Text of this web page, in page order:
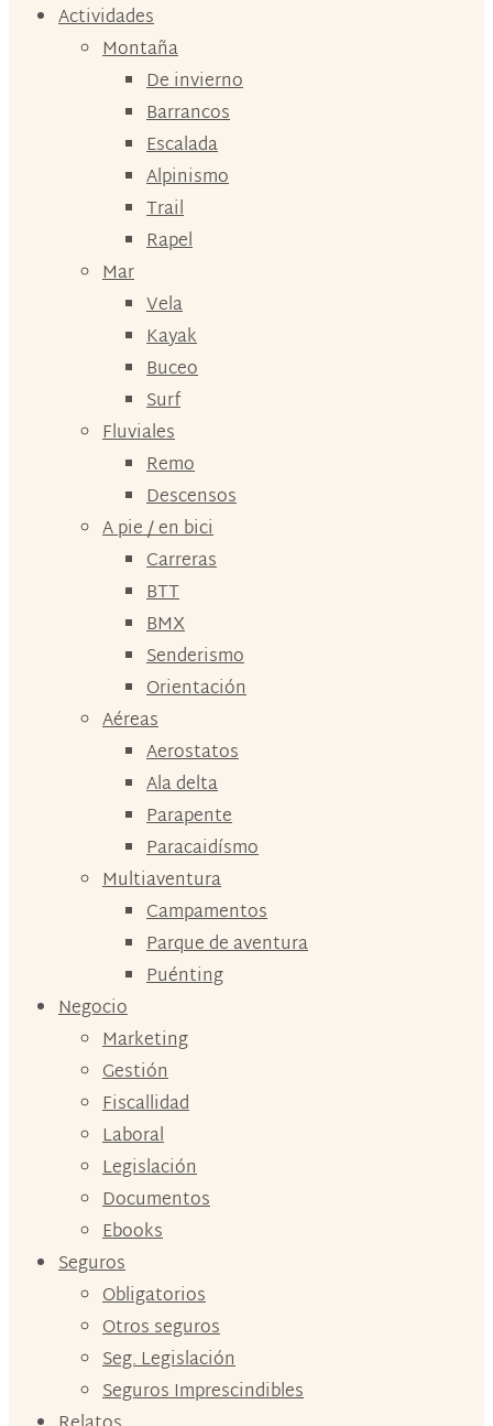
Actividades
Montaña
De invierno
Barrancos
Escalada
Alpinismo
Trail
Rapel
Mar
Vela
Kayak
Buceo
Surf
Fluviales
Remo
Descensos
A pie / en bici
Carreras
BTT
BMX
Senderismo
Orientación
Aéreas
Aerostatos
Ala delta
Parapente
Paracaidísmo
Multiaventura
Campamentos
Parque de aventura
Puénting
Negocio
Marketing
Gestión
Fiscallidad
Laboral
Legislación
Documentos
Ebooks
Seguros
Obligatorios
Otros seguros
Seg. Legislación
Seguros Imprescindibles